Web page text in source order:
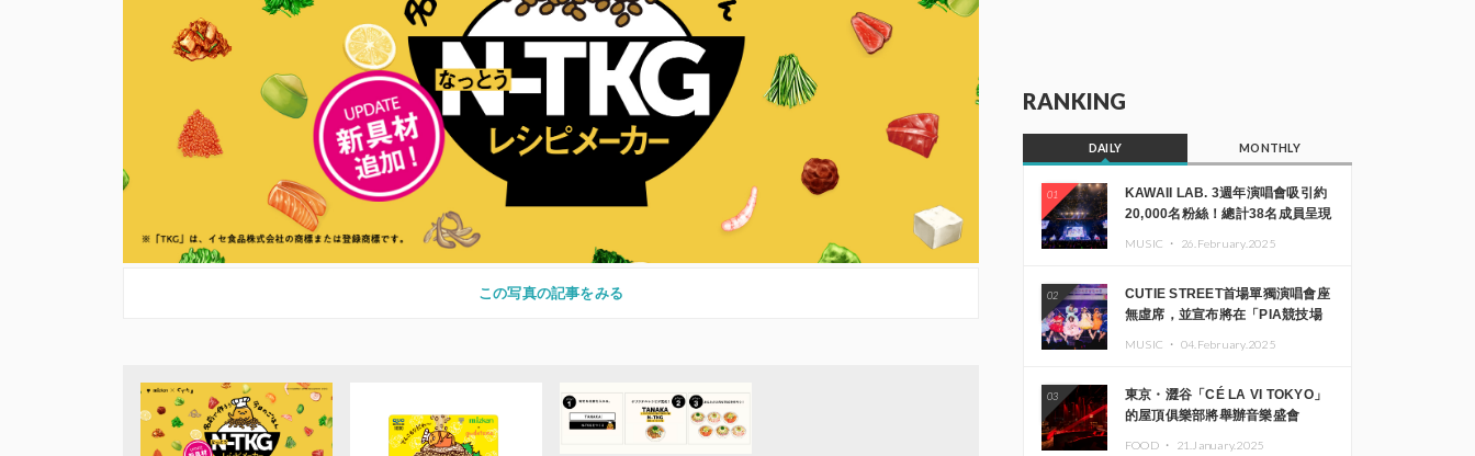
この写真の記事をみる
RANKING
DAILY MONTHLY
01
KAWAII LAB. 3週年演唱會吸引約
20,000名粉絲！總計38名成員呈現
MUSIC ・ 26.February.2025
02
CUTIE STREET首場單獨演唱會座
無虛席，並宣布將在「PIA競技場
MUSIC ・ 04.February.2025
03
東京・澀谷「CÉ LA VI TOKYO」
的屋頂俱樂部將舉辦音樂盛會
FOOD ・ 21.January.2025